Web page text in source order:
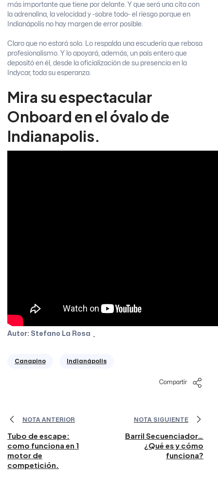
más importante que tiene por delante. Y que será una cita con
la adrenalina, la velocidad y -sobre todo- el riesgo porque en
Indianápolis no hay margen de error posible.
Claro que no estará solo. Lo respalda una escudería que rebosa
profesionalismo. Y lo apoyará, además, un país entero que
depositó en él, desde la oficialización de su presencia en la
Indycar, toda su esperanza.
Mira su espectacular
Onboard en el óvalo de
Indianapolis.
Autor: Stefano La Rosa
Canapino Indianápolis
Compartir
NOTA ANTERIOR
Tubo de escape:
como funciona en 1
motor de
competición.
NOTA SIGUIENTE
Barril Secuenciador…
¿Qué es y cómo
funciona?